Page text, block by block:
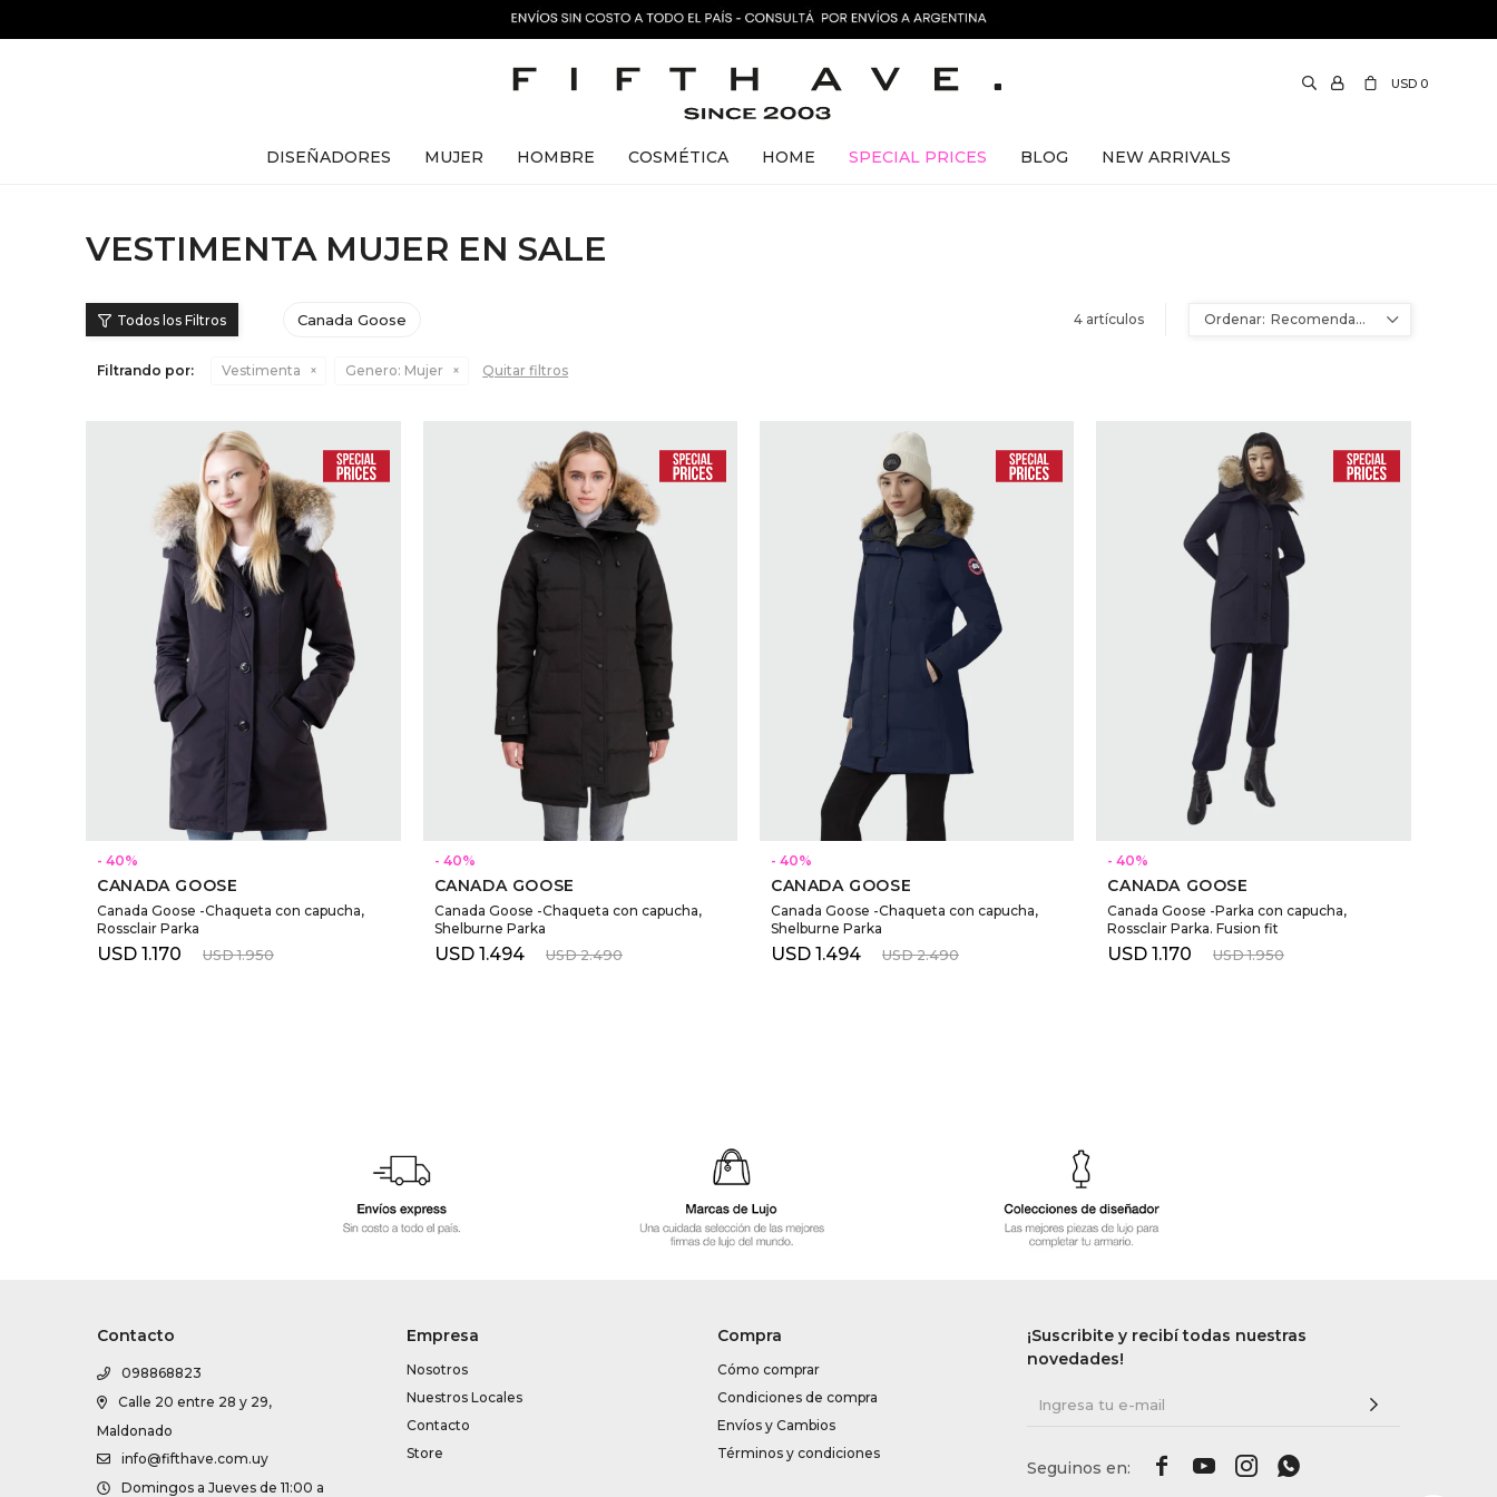
DISEÑADORES MUJER HOMBRE COSMÉTICA HOME SPECIAL PRICES BLOG NEW ARRIVALS
USD 0
VESTIMENTA MUJER EN SALE
Canada Goose 4 artículos Recomendados
Filtrando por: Vestimenta Genero: Mujer Quitar filtros
SELECCIONAR TALLE
40
CANADA GOOSE
Canada Goose -Chaqueta con capucha,
Rossclair Parka
USD 1.170 USD 1.950
SELECCIONAR TALLE
40
CANADA GOOSE
Canada Goose -Chaqueta con capucha,
Shelburne Parka
USD 1.494 USD 2.490
SELECCIONAR TALLE
40
CANADA GOOSE
Canada Goose -Chaqueta con capucha,
Shelburne Parka
USD 1.494 USD 2.490
SELECCIONAR TALLE
40
CANADA GOOSE
Canada Goose -Parka con capucha,
Rossclair Parka. Fusion fit
USD 1.170 USD 1.950
Contacto
098868823
Calle 20 entre 28 y 29,
Maldonado
info@fifthave.com.uy
Domingos a Jueves de 11:00 a
Empresa
Nosotros
Nuestros Locales
Contacto
Store
Compra
Cómo comprar
Condiciones de compra
Envíos y Cambios
Términos y condiciones
¡Suscribite y recibí todas nuestras
novedades!
   